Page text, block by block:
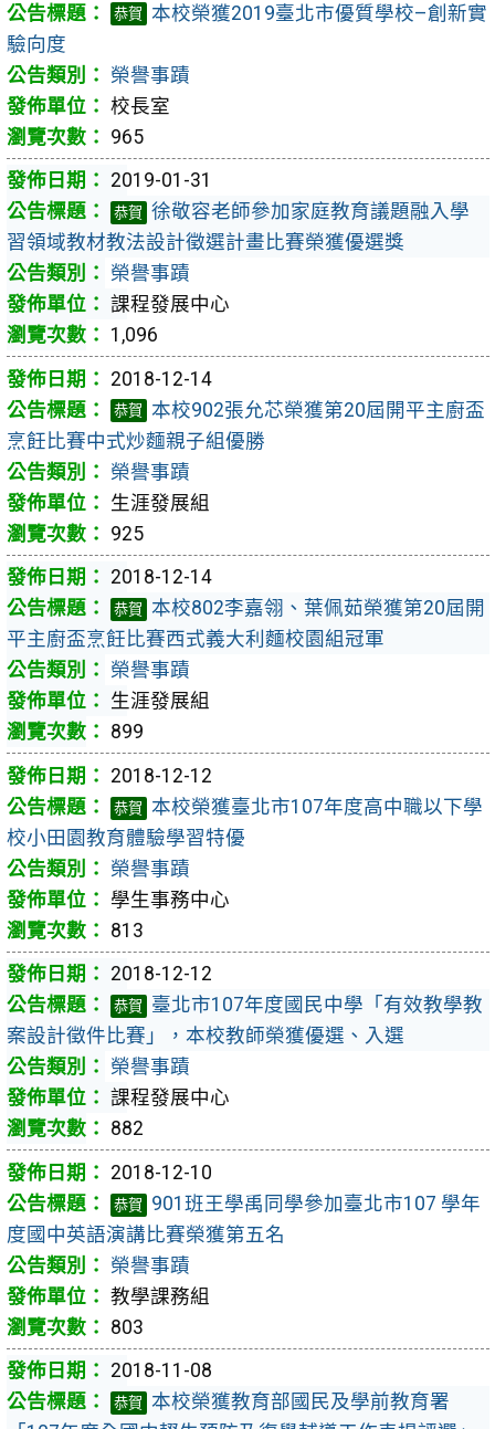
恭賀
本校榮獲2019臺北市優質學校–創新實
驗向度
榮譽事蹟
校長室
965
2019-01-31
恭賀
徐敬容老師參加家庭教育議題融入學
習領域教材教法設計徵選計畫比賽榮獲優選獎
榮譽事蹟
課程發展中心
1,096
2018-12-14
恭賀
本校902張允芯榮獲第20屆開平主廚盃
烹飪比賽中式炒麵親子組優勝
榮譽事蹟
生涯發展組
925
2018-12-14
恭賀
本校802李嘉翎、葉佩茹榮獲第20屆開
平主廚盃烹飪比賽西式義大利麵校園組冠軍
榮譽事蹟
生涯發展組
899
2018-12-12
恭賀
本校榮獲臺北市107年度高中職以下學
校小田園教育體驗學習特優
榮譽事蹟
學生事務中心
813
2018-12-12
恭賀
臺北市107年度國民中學「有效教學教
案設計徵件比賽」，本校教師榮獲優選、入選
榮譽事蹟
課程發展中心
882
2018-12-10
恭賀
901班王學禹同學參加臺北市107 學年
度國中英語演講比賽榮獲第五名
榮譽事蹟
教學課務組
803
2018-11-08
恭賀
本校榮獲教育部國民及學前教育署